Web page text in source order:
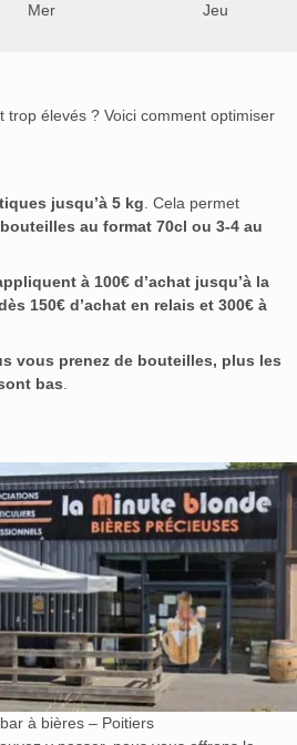
Mer Jeu
trop élevés ? Voici comment optimiser
jusqu’à 5 kg. Cela permet
au format 70cl ou 3-4 au
à 100€ d’achat jusqu’à la
150€ d’achat en relais et 300€ à
vous prenez de bouteilles, plus les
bas.
à bières – Poitiers